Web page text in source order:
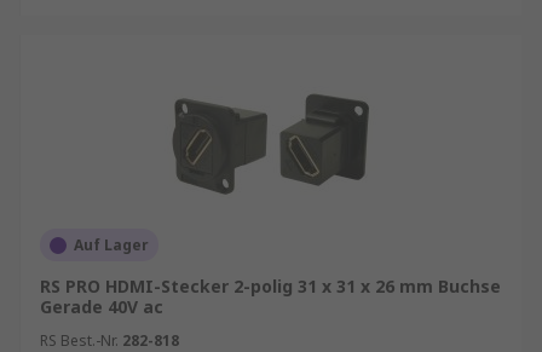
Auf Lager
RS PRO HDMI-Stecker 2-polig 31 x 31 x 26 mm Buchse
Gerade 40V ac
RS Best.-Nr. 282-818